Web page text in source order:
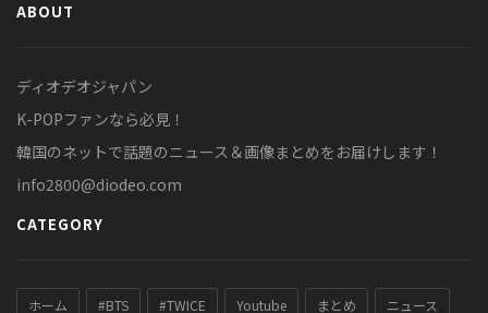
ABOUT
ディオデオジャパン
K-POPファンなら必見！
韓国のネットで話題のニュース＆画像まとめをお届けします！
info2800@diodeo.com
CATEGORY
ホーム #BTS #TWICE Youtube まとめ ニュース